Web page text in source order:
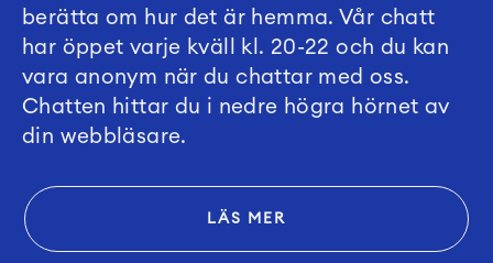
berätta om hur det är hemma. Vår chatt
har öppet varje kväll kl. 20-22 och du kan
vara anonym när du chattar med oss.
Chatten hittar du i nedre högra hörnet av
din webbläsare.
LÄS MER